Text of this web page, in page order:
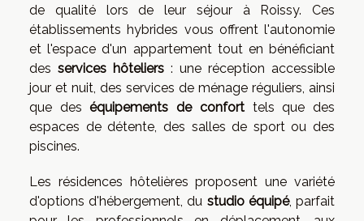
de qualité lors de leur séjour à Roissy. Ces
établissements hybrides vous offrent l'autonomie
et l'espace d'un appartement tout en bénéficiant
des services hôteliers : une réception accessible
jour et nuit, des services de ménage réguliers, ainsi
que deséquipements de conforttels que des
espaces de détente, des salles de sport ou des
piscines.
Les résidences hôtelières proposent une variété
d'options d'hébergement, du studio équipé, parfait